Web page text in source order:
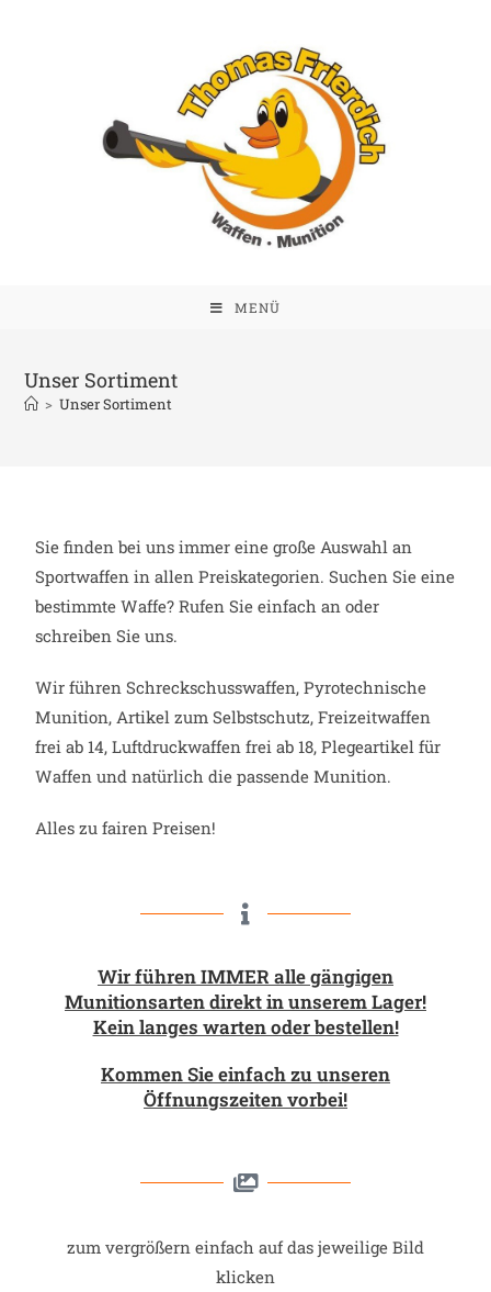
MENÜ
Unser Sortiment
> Unser Sortiment
Sie finden bei uns immer eine große Auswahl an
Sportwaffen in allen Preiskategorien. Suchen Sie eine
bestimmte Waffe? Rufen Sie einfach an oder
schreiben Sie uns.
Wir führen Schreckschusswaffen, Pyrotechnische
Munition, Artikel zum Selbstschutz, Freizeitwaffen
frei ab 14, Luftdruckwaffen frei ab 18, Plegeartikel für
Waffen und natürlich die passende Munition.
Alles zu fairen Preisen!
Wir führen IMMER alle gängigen
Munitionsarten direkt in unserem Lager!
Kein langes warten oder bestellen!
Kommen Sie einfach zu unseren
Öffnungszeiten vorbei!
zum vergrößern einfach auf das jeweilige Bild
klicken